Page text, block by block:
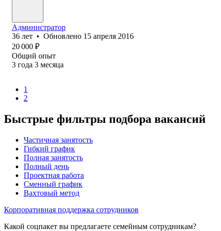
Администратор
36 лет • Обновлено 15 апреля 2016
20 000 ₽
Общий опыт
3 года 3 месяца
1
2
Быстрые фильтры подбора вакансий
Частичная занятость
Гибкий график
Полная занятость
Полный день
Проектная работа
Сменный график
Вахтовый метод
Корпоративная поддержка сотрудников
Какой соцпакет вы предлагаете семейным сотрудникам?